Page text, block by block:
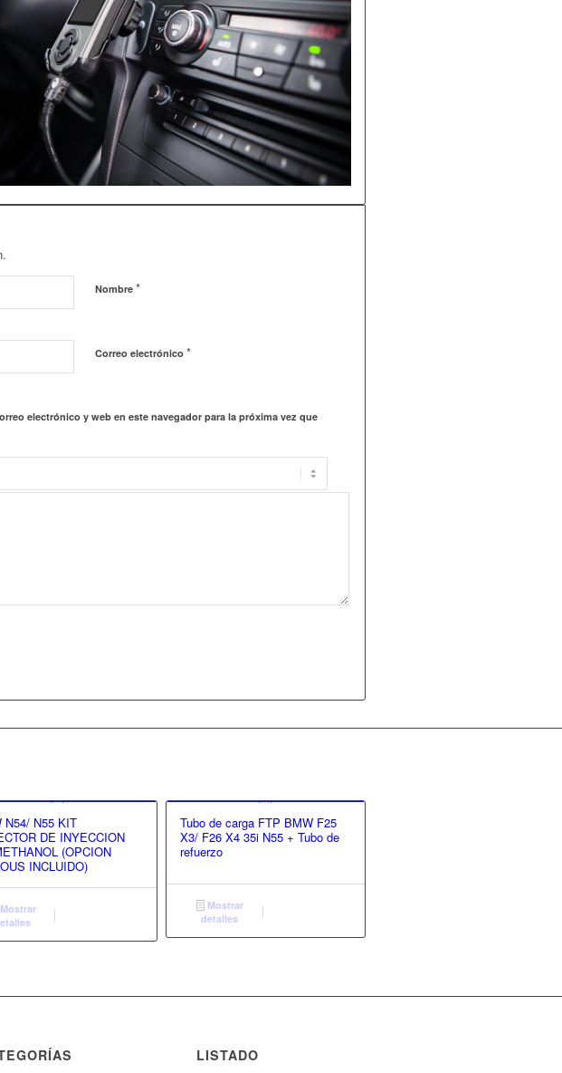
Nombre*
Correo electrónico*
electrónico y web en este navegador para la próxima vez que
N54/ N55 KIT
DE INYECCION
(OPCION
INCLUIDO)
Mostrar
Tubo de carga FTP BMW F25
X3/ F26 X4 35i N55 + Tubo de
refuerzo
Mostrar
detalles
LISTADO